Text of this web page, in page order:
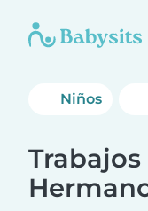
Niños